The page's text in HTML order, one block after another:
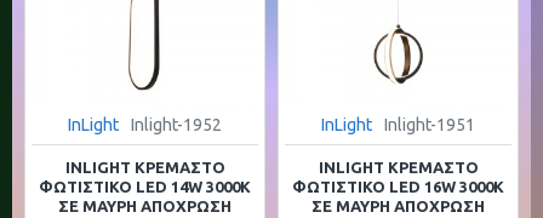
InLight Inlight-1952
INLIGHT ΚΡΕΜΑΣΤΌ
ΦΩΤΙΣΤΙΚΌ LED 14W 3000K
ΣΕ ΜΑΎΡΗ ΑΠΌΧΡΩΣΗ
InLight Inlight-1951
INLIGHT ΚΡΕΜΑΣΤΌ
ΦΩΤΙΣΤΙΚΌ LED 16W 3000K
ΣΕ ΜΑΎΡΗ ΑΠΌΧΡΩΣΗ